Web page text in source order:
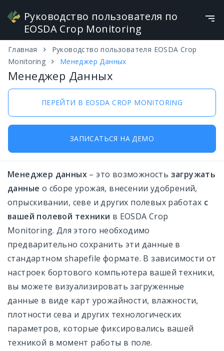
Руководство пользователя по
EOSDA Crop Monitoring
Инструменты для Работы с Полями и
Задачами
Работа с Картой Посевов
Добавить поле
Мониторинг
Погода
Скаутинг
Обзор
Карты дифференцированного внесения
Журнал Работ
Менеджер Данных
Менеджер Полей
Управление Командой
Главная
Руководство пользователя EOSDA Crop
Monitoring
Менеджер Данных
Менеджер Данных
ПЕРЕЙТИ В EOSDA CROP MONITORING
ЗАПИСАТЬСЯ НА ДЕМО
Менеджер данных – это возможность загружать
данные о сборе урожая, внесении удобрений,
опрыскивании, севе и других полевых работах с
вашей полевой техники в EOSDA Crop
Monitoring. Для этого необходимо
предварительно сохранить эти данные в
стандартном shapefile формате. В зависимости от
настроек бортового компьютера вашей техники,
вы можете визуализировать загруженные
данные в виде карт урожайности, влажности,
плотности сева и других технологических
параметров, которые фиксировались вашей
техникой в момент работы в поле.